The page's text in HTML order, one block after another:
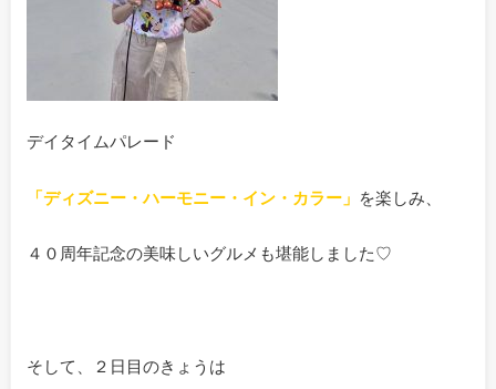
デイタイムパレード
「ディズニー・ハーモニー・イン・カラー」 を楽しみ、
４０周年記念の美味しいグルメも堪能しました♡
そして、２日目のきょうは